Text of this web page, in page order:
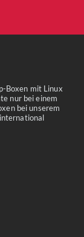
Boxen mit Linux
nur bei einem
bei unserem